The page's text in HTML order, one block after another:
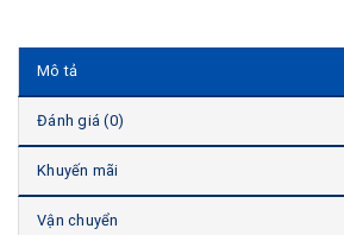
Mô tả
Đánh giá (0)
Khuyến mãi
Vận chuyển